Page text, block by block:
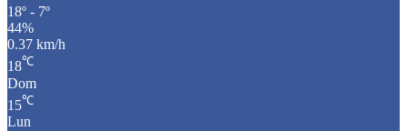
18º - 7º
44%
0.37 km/h
18℃
Dom
15℃
Lun